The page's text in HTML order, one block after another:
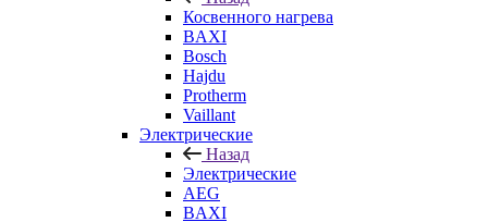
Косвенного нагрева
BAXI
Bosch
Hajdu
Protherm
Vaillant
Электрические
Назад
Электрические
AEG
BAXI